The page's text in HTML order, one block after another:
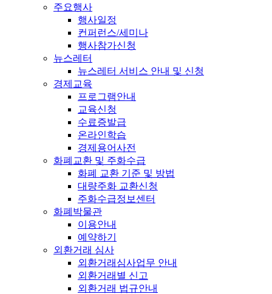
주요행사
행사일정
컨퍼런스/세미나
행사참가신청
뉴스레터
뉴스레터 서비스 안내 및 신청
경제교육
프로그램안내
교육신청
수료증발급
온라인학습
경제용어사전
화폐교환 및 주화수급
화폐 교환 기준 및 방법
대량주화 교환신청
주화수급정보센터
화폐박물관
이용안내
예약하기
외환거래 심사
외환거래심사업무 안내
외환거래별 신고
외환거래 법규안내